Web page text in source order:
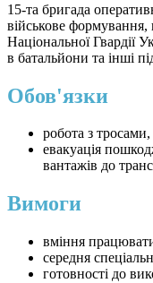
15-та бригада
військове
Національної Гвардії
в батальйони та інші
Обов'язки
робота з
евакуація
вантажів до
Вимоги
вміння
середня
готовності до